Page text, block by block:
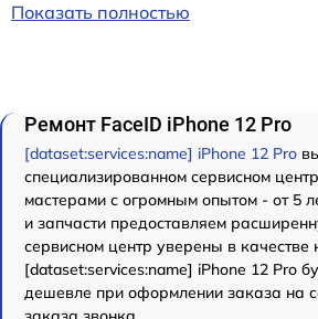
Показать полностью
Ремонт FaceID iPhone 12 Pro
[dataset:services:name] iPhone 12 Pro
специализированном сервисном
мастерами с огромным опытом - от 5
и запчасти предоставляем
сервисном центр уверены в качестве
[dataset:services:name] iPhone 12 Pro
дешевле при оформлении заказа на